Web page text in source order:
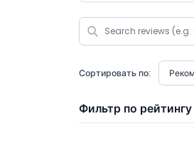
Сортировать по:
Фильтр по рейтингу